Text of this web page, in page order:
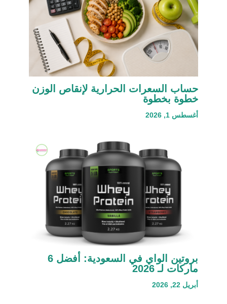
حساب السعرات الحرارية لإنقاص الوزن
خطوة بخطوة
أغسطس 1, 2026
بروتين الواي في السعودية: أفضل 6
ماركات لـ 2026
أبريل 22, 2026